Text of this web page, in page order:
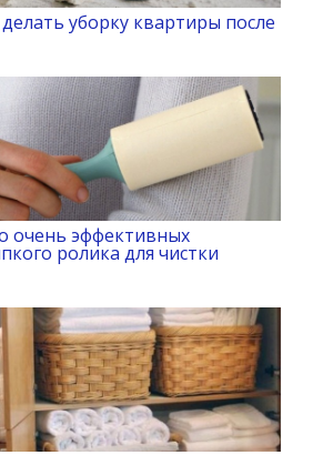
уборку квартиры после
очень эффективных
ролика для чистки